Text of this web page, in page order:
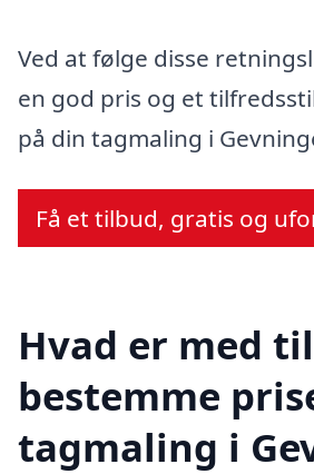
Ved at følge disse
en god pris og et
på din tagmaling i
Få et tilbud, gratis og
Hvad er med
bestemme
tagmaling i